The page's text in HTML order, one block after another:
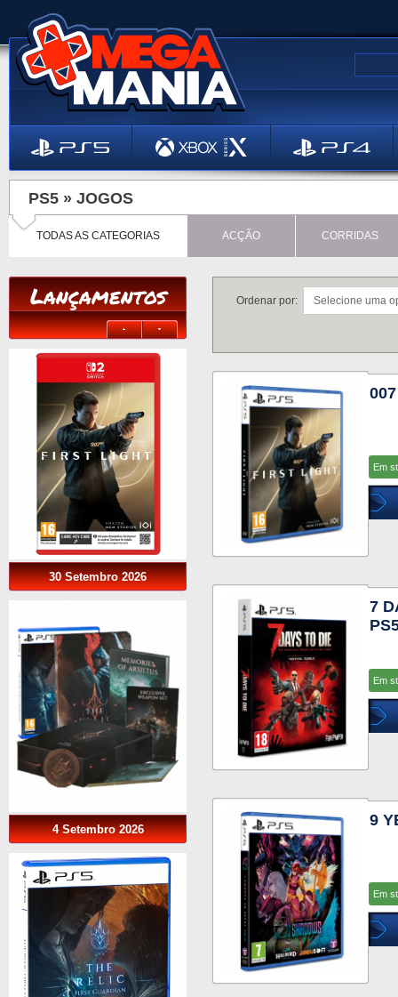
PS5 » JOGOS
TODAS AS CATEGORIAS ACÇÃO CORRIDAS
Lançamentos
30 Setembro 2026
4 Setembro 2026
Ordenar por:
Em
7
Em
9
Em